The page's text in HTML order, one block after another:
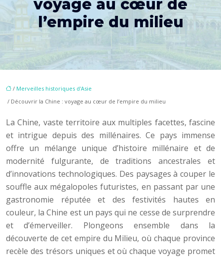
voyage au cœur de
l’empire du milieu
/ Merveilles historiques d'Asie
/ Découvrir la Chine : voyage au cœur de l’empire du milieu
La Chine, vaste territoire aux multiples facettes, fascine
et intrigue depuis des millénaires. Ce pays immense
offre un mélange unique d’histoire millénaire et de
modernité fulgurante, de traditions ancestrales et
d’innovations technologiques. Des paysages à couper le
souffle aux mégalopoles futuristes, en passant par une
gastronomie réputée et des festivités hautes en
couleur, la Chine est un pays qui ne cesse de surprendre
et d’émerveiller. Plongeons ensemble dans la
découverte de cet empire du Milieu, où chaque province
recèle des trésors uniques et où chaque voyage promet